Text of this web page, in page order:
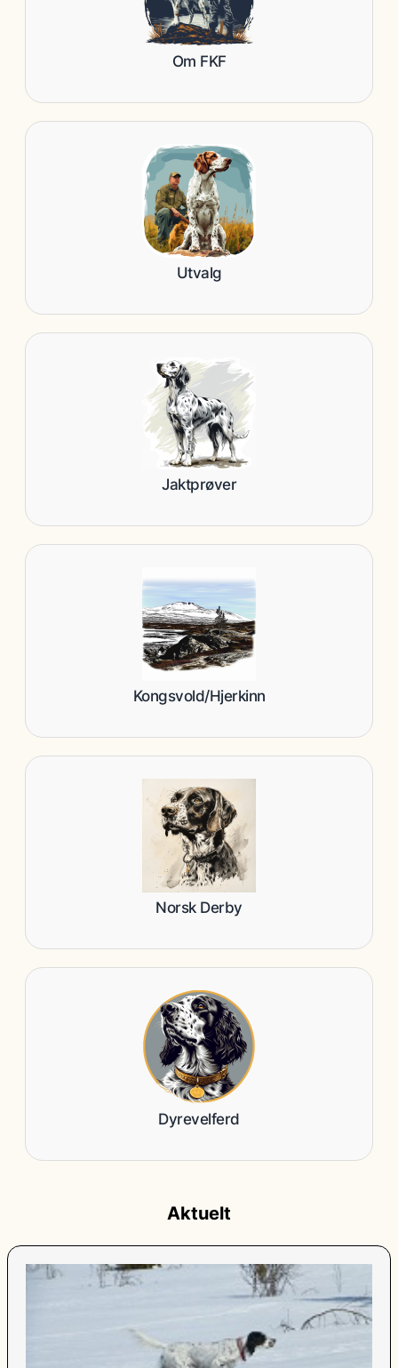
Om FKF
Utvalg
Jaktprøver
Kongsvold/Hjerkinn
Norsk Derby
Dyrevelferd
Aktuelt